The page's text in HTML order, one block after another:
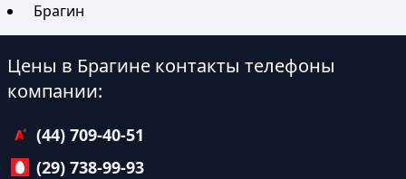
Брагин
Цены в Брагине контакты телефоны
компании:
(44) 709-40-51
(29) 738-99-93